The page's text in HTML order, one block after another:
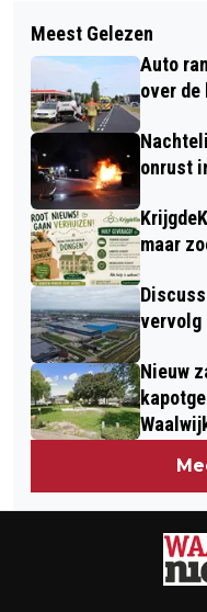
LAATSTE
EN BAARDWIJK
KAYA
CAPELLE
NETHERLANDS
Meest Gelezen
Auto
over de
onrust
maar
vervolg
Nieuw